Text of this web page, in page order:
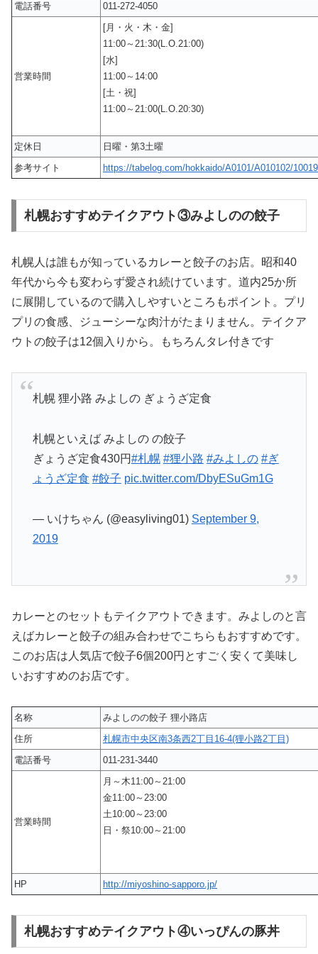
電話番号
011-272-4050
営業時間
[月・火・木・金]
11:00～21:30(L.O.21:00)
[水]
11:00～14:00
[土・祝]
11:00～21:00(L.O.20:30)
定休日
日曜・第3土曜
参考サイト
https://tabelog.com/hokkaido/A0101/A010102/
札幌おすすめテイクアウト③みよしのの餃子
札幌人は誰もが知っているカレーと餃子のお店。昭和40
年代から今も変わらず愛され続けています。道内25か所
に展開しているので購入しやすいところもポイント。プリ
プリの食感、ジューシーな肉汁がたまりません。テイクア
ウトの餃子は12個入りから。もちろんタレ付きです
札幌 狸小路 みよしの ぎょうざ定食
札幌といえば みよしの の餃子
ぎょうざ定食430円#札幌 #狸小路 #みよしの #ぎ
ょうざ定食 #餃子 pic.twitter.com/DbyESuGm1G
— いけちゃん (@easyliving01) September 9,
2019
カレーとのセットもテイクアウトできます。みよしのと言
えばカレーと餃子の組み合わせでこちらもおすすめです。
このお店は人気店で餃子6個200円とすごく安くて美味し
いおすすめのお店です。
名称
みよしのの餃子 狸小路店
住所
札幌市中央区南3条西2丁目16-4(狸小路2丁目)
電話番号
011-231-3440
営業時間
月～木11:00～21:00
金11:00～23:00
土10:00～23:00
日・祭10:00～21:00
HP http://miyoshino-sapporo.jp/
札幌おすすめテイクアウト④いっぴんの豚丼